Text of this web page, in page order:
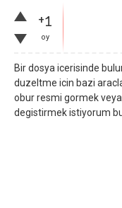
+1
oy
Bir dosya icerisinde
duzeltme icin bazi
obur resmi gormek
degistirmek istiyorum